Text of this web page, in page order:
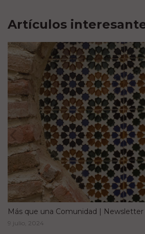
Artículos
Más que una Comunidad | Newsletter
9 julio, 2024